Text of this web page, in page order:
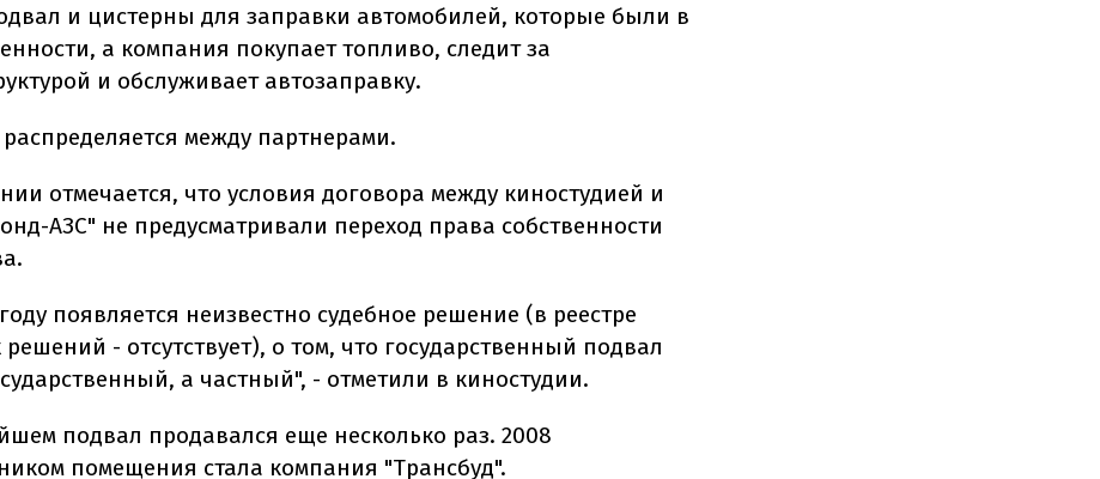
и цистерны для заправки автомобилей, которые были в
а компания покупает топливо, следит за
и обслуживает автозаправку.
между партнерами.
отмечается, что условия договора между киностудией и
АЗС" не предусматривали переход права собственности
появляется неизвестно судебное решение (в реестре
- отсутствует), о том, что государственный подвал
а частный", - отметили в киностудии.
подвал продавался еще несколько раз. 2008
помещения стала компания "Трансбуд".